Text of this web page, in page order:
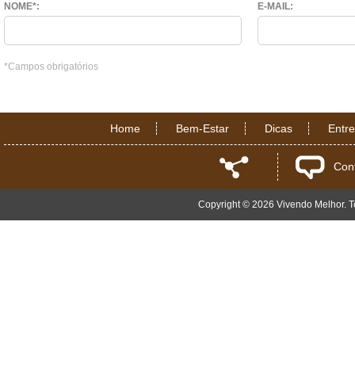
NOME*: E-MAIL:
*Campos obrigatórios
Home Bem-Estar Dicas
Copyright © 2026 Vivendo Melhor.